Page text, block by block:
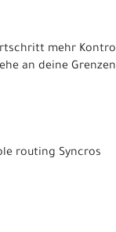
mehr
an deine Grenzen
routing Syncros